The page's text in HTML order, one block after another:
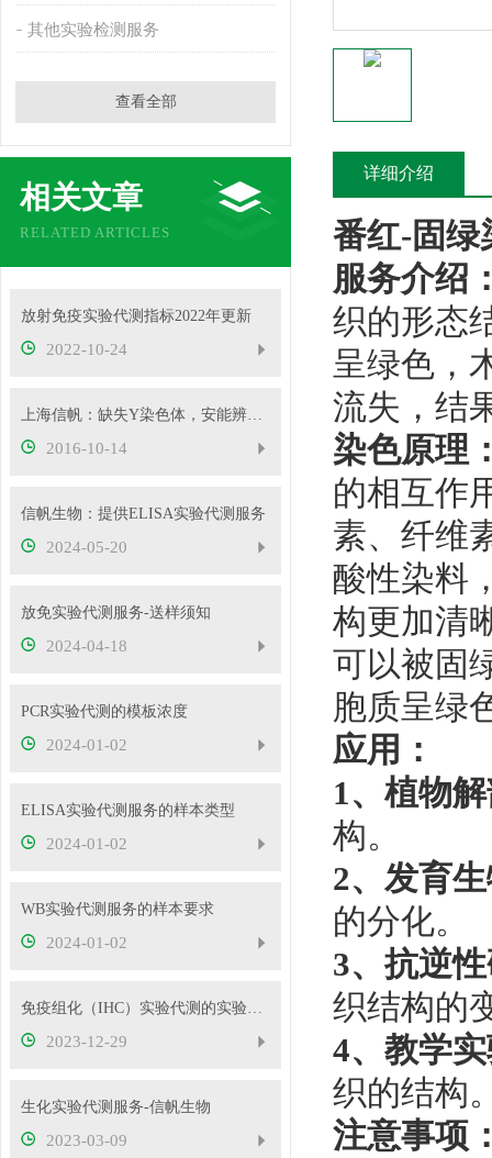
其他实验检测服务
查看全部
相关文章
RELATED ARTICLES
放射免疫实验代测指标2022年更新
2022-10-24
上海信帆：缺失Y染色体，安能辨它是雄雌
2016-10-14
信帆生物：提供ELISA实验代测服务
2024-05-20
放免实验代测服务-送样须知
2024-04-18
PCR实验代测的模板浓度
2024-01-02
ELISA实验代测服务的样本类型
2024-01-02
WB实验代测服务的样本要求
2024-01-02
免疫组化（IHC）实验代测的实验要求
2023-12-29
生化实验代测服务-信帆生物
2023-03-09
详细介绍
番红-固绿
服务介绍
织的形态
呈绿色，
流失，结
染色原理
的相互作
素、纤维
酸性染料
构更加清
可以被固
胞质呈绿
应用：
1、植物
构。
2、发育
的分化。
3、抗逆
织结构的
4、教学
织的结构
注意事项